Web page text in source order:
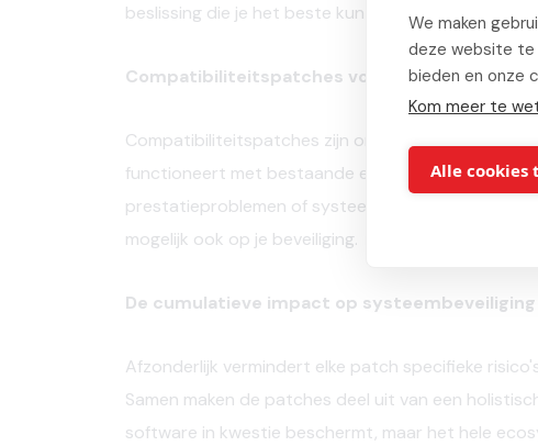
beslissing die je het beste kunt overlaten aan
Compatibiliteitspatches voor vloeiende
Compatibiliteitspatches zijn ontworpen om ervoor
functioneert met bestaande en bijgewerkte
prestatieproblemen of systeemstoringen, wat een
mogelijk ook op je beveiliging.
De cumulatieve impact op systeembeveiliging
Afzonderlijk vermindert elke patch specifieke
Samen maken de patches deel uit van een
software in kwestie beschermt, maar het hele
We maken
deze website te
bieden en onze
Kom meer te
Alle cookies